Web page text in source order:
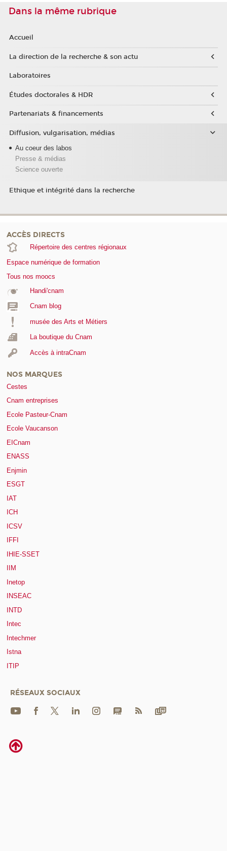
Dans la même rubrique
Accueil
La direction de la recherche & son actu
Laboratoires
Études doctorales & HDR
Partenariats & financements
Diffusion, vulgarisation, médias
Au coeur des labos
Presse & médias
Science ouverte
Ethique et intégrité dans la recherche
ACCÈS DIRECTS
Répertoire des centres régionaux
Espace numérique de formation
Tous nos moocs
Handi'cnam
Cnam blog
musée des Arts et Métiers
La boutique du Cnam
Accès à intraCnam
NOS MARQUES
Cestes
Cnam entreprises
Ecole Pasteur-Cnam
Ecole Vaucanson
EICnam
ENASS
Enjmin
ESGT
IAT
ICH
ICSV
IFFI
IHIE-SSET
IIM
Inetop
INSEAC
INTD
Intec
Intechmer
Istna
ITIP
RÉSEAUX SOCIAUX